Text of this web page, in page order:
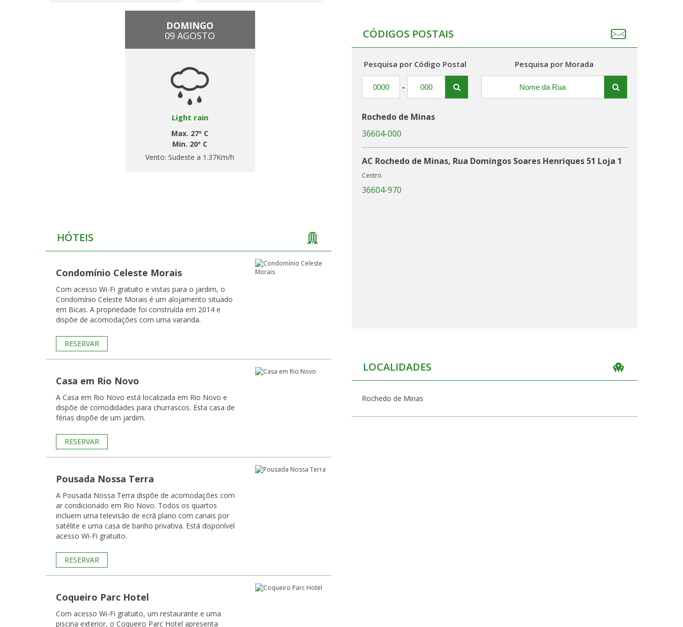
DOMINGO
09 AGOSTO
Light rain
Max. 27º C
Min. 20º C
Vento: Sudeste a 1.37Km/h
HÓTEIS
Condomínio Celeste Morais
Com acesso Wi-Fi gratuito e vistas para o jardim, o
Condomínio Celeste Morais é um alojamento situado
em Bicas. A propriedade foi construída em 2014 e
dispõe de acomodações com uma varanda.
RESERVAR
Casa em Rio Novo
A Casa em Rio Novo está localizada em Rio Novo e
dispõe de comodidades para churrascos. Esta casa de
férias dispõe de um jardim.
RESERVAR
Pousada Nossa Terra
A Pousada Nossa Terra dispõe de acomodações com
ar condicionado em Rio Novo. Todos os quartos
incluem uma televisão de ecrã plano com canais por
satélite e uma casa de banho privativa. Está disponível
acesso Wi-Fi gratuito.
RESERVAR
Coqueiro Parc Hotel
Com acesso Wi-Fi gratuito, um restaurante e uma
piscina exterior, o Coqueiro Parc Hotel apresenta
CÓDIGOS POSTAIS
Pesquisa por Código Postal
-
Pesquisa por Morada
Rochedo de Minas
36604-000
AC Rochedo de Minas, Rua Domingos Soares Henriques 51 Loja 1
Centro
36604-970
LOCALIDADES
Rochedo de Minas